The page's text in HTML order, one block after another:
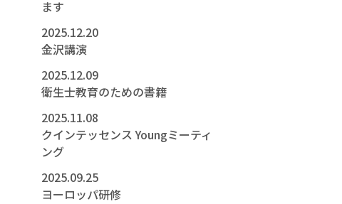
ます
2025.12.20
金沢講演
2025.12.09
衛生士教育のための書籍
2025.11.08
クインテッセンス Youngミーティ
ング
2025.09.25
ヨーロッパ研修